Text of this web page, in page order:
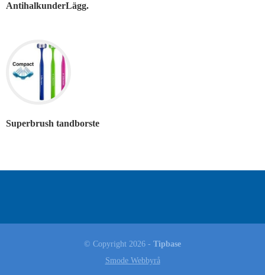
AntihalkunderLägg.
Superbrush tandborste
© Copyright 2026 - Tipbase
Smode Webbyrå